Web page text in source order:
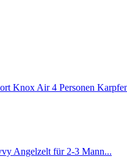
Knox Air 4 Personen
Angelzelt für 2-3 Mann...